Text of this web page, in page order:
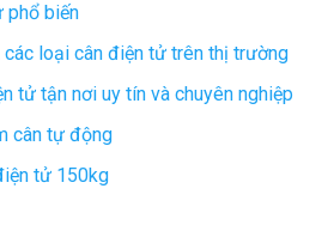
phổ biến
loại cân điện tử trên thị trường
tử tận nơi uy tín và chuyên nghiệp
cân tự động
tử 150kg